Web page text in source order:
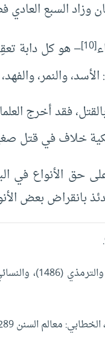
وزاد السبع
[10]
– هو كل دابة
والنمر،
فقد أخرج
خلاف في قتل
الأنواع في
بانقراض بعض